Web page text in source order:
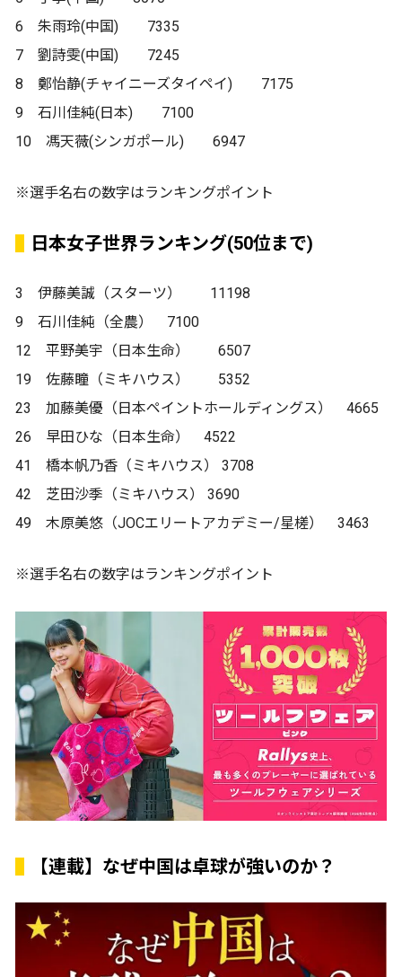
6 朱雨玲(中国) 7335
7 劉詩雯(中国) 7245
8 鄭怡静(チャイニーズタイペイ) 7175
9 石川佳純(日本) 7100
10 馮天薇(シンガポール) 6947
※選手名右の数字はランキングポイント
日本女子世界ランキング(50位まで)
3 伊藤美誠（スターツ） 11198
9 石川佳純（全農） 7100
12 平野美宇（日本生命） 6507
19 佐藤瞳（ミキハウス） 5352
23 加藤美優（日本ペイントホールディングス） 4665
26 早田ひな（日本生命） 4522
41 橋本帆乃香（ミキハウス） 3708
42 芝田沙季（ミキハウス） 3690
49 木原美悠（JOCエリートアカデミー/星槎） 3463
※選手名右の数字はランキングポイント
【連載】なぜ中国は卓球が強いのか？